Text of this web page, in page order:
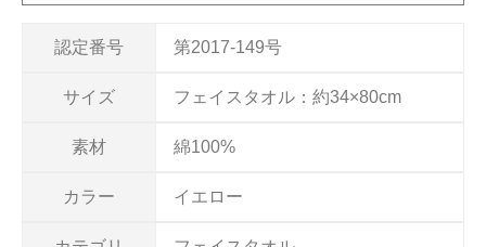
認定番号 第2017-149号
サイズ フェイスタオル：約34×80cm
素材 綿100%
カラー イエロー